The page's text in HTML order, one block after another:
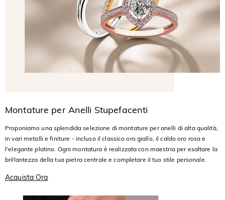
Montature per Anelli Stupefacenti
Proponiamo una splendida selezione di montature per anelli di alta qualità,
in vari metalli e finiture - incluso il classico oro giallo, il caldo oro rosa e
l'elegante platino. Ogni montatura è realizzata con maestria per esaltare la
brillantezza della tua pietra centrale e completare il tuo stile personale.
Acquista Ora